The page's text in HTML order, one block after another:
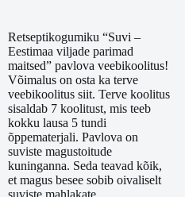
Retseptikogumiku “Suvi –
Eestimaa viljade parimad
maitsed” pavlova veebikoolitus!
Võimalus on osta ka terve
veebikoolitus siit. Terve koolitus
sisaldab 7 koolitust, mis teeb
kokku lausa 5 tundi
õppematerjali. Pavlova on
suviste magustoitude
kuninganna. Seda teavad kõik,
et magus besee sobib oivaliselt
suviste mahlakate